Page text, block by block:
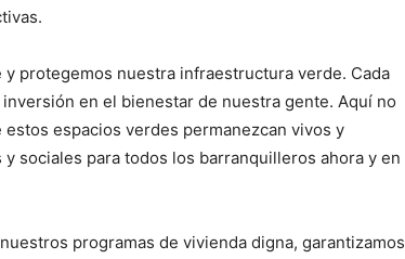
protegemos nuestra infraestructura verde. Cada
en el bienestar de nuestra gente. Aquí no
espacios verdes permanezcan vivos y
sociales para todos los barranquilleros ahora y en
programas de vivienda digna, garantizamos